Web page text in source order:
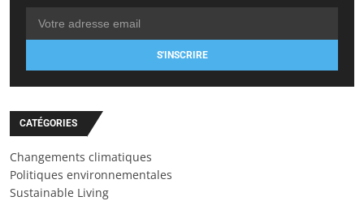
S'INSCRIRE
CATÉGORIES
Changements climatiques
Politiques environnementales
Sustainable Living